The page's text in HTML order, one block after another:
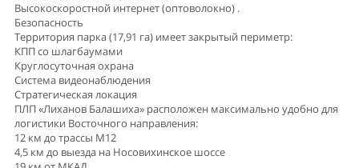
Высокоскоростной интернет (оптоволокно) .
Безопасность
Территория парка (17,91 га) имеет закрытый периметр:
КПП со шлагбаумами
Круглосуточная охрана
Система видеонаблюдения
Стратегическая локация
ПЛП «Лиханов Балашиха» расположен максимально удобно для
логистики Восточного направления:
12 км до трассы М12
4,5 км до выезда на Носовихинское шоссе